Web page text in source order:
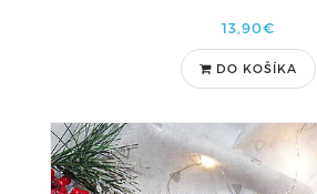
13,90€
DO KOŠÍKA